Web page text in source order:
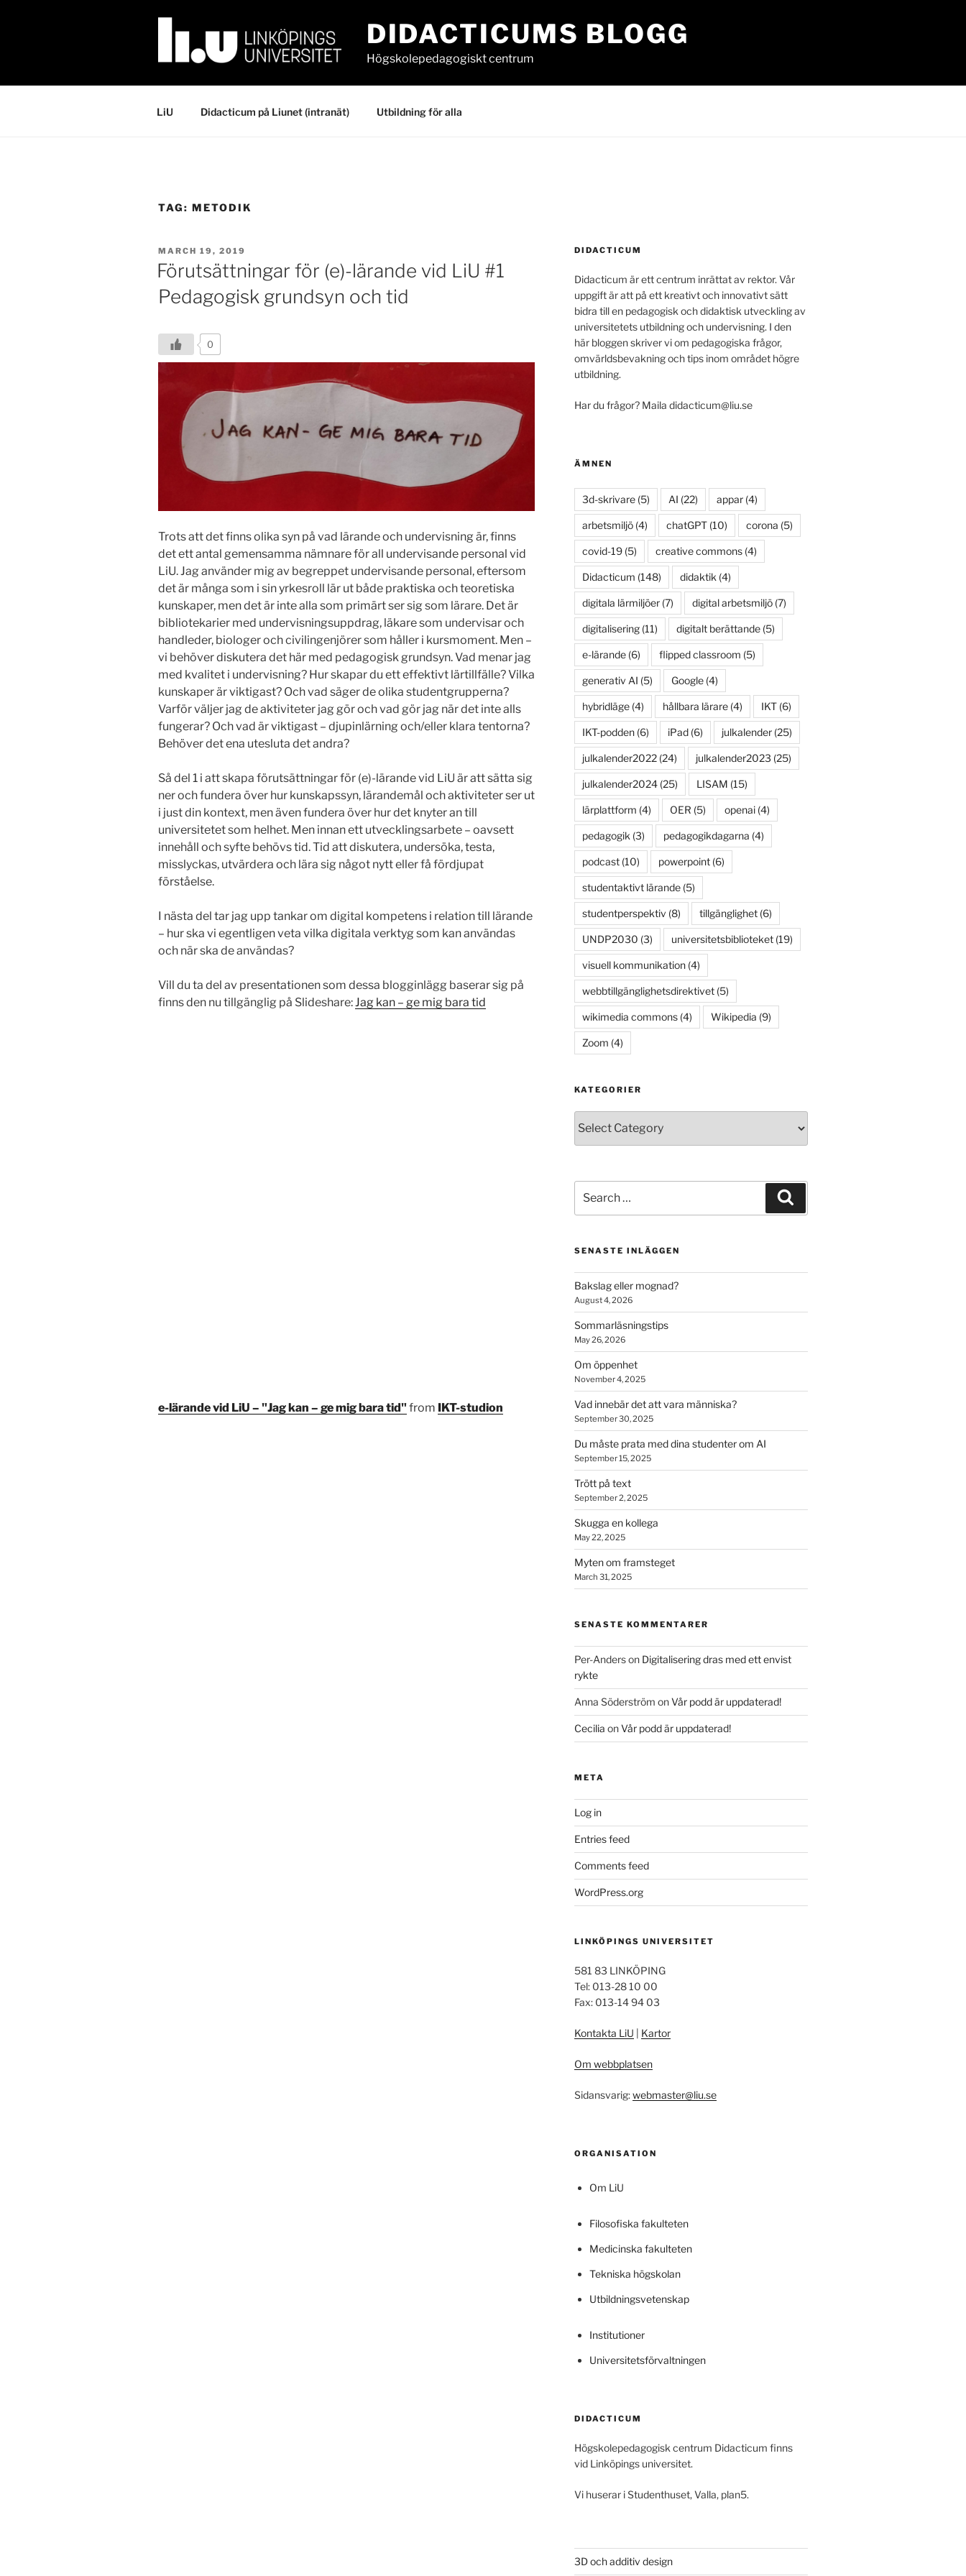
DIDACTICUMS BLOGG
Högskolepedagogiskt centrum
LiU Didacticum på Liunet (intranät) Utbildning för alla
TAG: METODIK
POSTED
ON
MARCH 19, 2019
Förutsättningar för (e)-lärande vid LiU #1
Pedagogisk grundsyn och tid
0
Trots att det finns olika syn på vad lärande och undervisning är, finns
det ett antal gemensamma nämnare för all undervisande personal vid
LiU. Jag använder mig av begreppet undervisande personal, eftersom
det är många som i sin yrkesroll lär ut både praktiska och teoretiska
kunskaper, men det är inte alla som primärt ser sig som lärare. Det är
bibliotekarier med undervisningsuppdrag, läkare som undervisar och
handleder, biologer och civilingenjörer som håller i kursmoment. Men –
vi behöver diskutera det här med pedagogisk grundsyn. Vad menar jag
med kvalitet i undervisning? Hur skapar du ett effektivt lärtillfälle? Vilka
kunskaper är viktigast? Och vad säger de olika studentgrupperna?
Varför väljer jag de aktiviteter jag gör och vad gör jag när det inte alls
fungerar? Och vad är viktigast – djupinlärning och/eller klara tentorna?
Behöver det ena utesluta det andra?
Så del 1 i att skapa förutsättningar för (e)-lärande vid LiU är att sätta sig
ner och fundera över hur kunskapssyn, lärandemål och aktiviteter ser ut
i just din kontext, men även fundera över hur det knyter an till
universitetet som helhet. Men innan ett utvecklingsarbete – oavsett
innehåll och syfte behövs tid. Tid att diskutera, undersöka, testa,
misslyckas, utvärdera och lära sig något nytt eller få fördjupat
förståelse.
I nästa del tar jag upp tankar om digital kompetens i relation till lärande
– hur ska vi egentligen veta vilka digitala verktyg som kan användas
och när ska de användas?
Vill du ta del av presentationen som dessa blogginlägg baserar sig på
finns den nu tillgänglig på Slideshare:Jag kan – ge mig bara tid
e-lärande vid LiU – "Jag kan – ge mig bara tid"from IKT-studion
DIDACTICUM
Didacticum är ett centrum inrättat av rektor. Vår
uppgift är att på ett kreativt och innovativt sätt
bidra till en pedagogisk och didaktisk utveckling av
universitetets utbildning och undervisning. I den
här bloggen skriver vi om pedagogiska frågor,
omvärldsbevakning och tips inom området högre
utbildning.
Har du frågor? Maila didacticum@liu.se
ÄMNEN
3d-skrivare(5) AI (22) appar(4)
arbetsmiljö(4) chatGPT(10) corona (5)
covid-19(5) creative commons(4)
Didacticum (148) didaktik (4)
digitala lärmiljöer(7) digital arbetsmiljö(7)
digitalisering(11) digitalt berättande(5)
e-lärande(6) flipped classroom (5)
generativ AI (5) Google(4)
hybridläge(4) hållbara lärare(4) IKT(6)
IKT-podden(6) iPad(6) julkalender(25)
julkalender2022(24) julkalender2023 (25)
julkalender2024(25) LISAM (15)
lärplattform (4) OER (5) openai(4)
pedagogik (3) pedagogikdagarna (4)
podcast(10) powerpoint(6)
studentaktivt lärande(5)
studentperspektiv (8) tillgänglighet(6)
UNDP2030 (3) universitetsbiblioteket(19)
visuell kommunikation(4)
webbtillgänglighetsdirektivet(5)
wikimedia commons(4) Wikipedia (9)
Zoom (4)
KATEGORIER
for:
SENASTE INLÄGGEN
Bakslag eller mognad?
August 4, 2026
Sommarläsningstips
May 26, 2026
Om öppenhet
November 4, 2025
Vad innebär det att vara människa?
September 30, 2025
Du måste prata med dina studenter om AI
September 15, 2025
Trött på text
September 2, 2025
Skugga en kollega
May 22, 2025
Myten om framsteget
March 31, 2025
SENASTE KOMMENTARER
Per-Anderson Digitalisering dras med ett envist
rykte
Anna Söderström onVår podd är uppdaterad!
Cecilia onVår podd är uppdaterad!
META
Log in
Entries feed
Comments feed
WordPress.org
LINKÖPINGS UNIVERSITET
581 83 LINKÖPING
Tel: 013-28 10 00
Fax: 013-14 94 03
Kontakta LiU Kartor
Om webbplatsen
Sidansvarig:webmaster@liu.se
ORGANISATION
Om LiU
Filosofiska fakulteten
Medicinska fakulteten
Tekniska högskolan
Utbildningsvetenskap
Institutioner
Universitetsförvaltningen
DIDACTICUM
Högskolepedagogisk centrum Didacticum finns
vid Linköpings universitet.
Vi huserar i Studenthuset, Valla, plan5.
3D och additiv design